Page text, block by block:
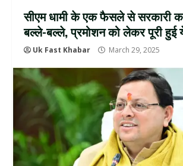
सीएम धामी के एक फैसले से सरकारी
बल्‍ले-बल्‍ले, प्रमोशन को लेकर पूरी हुई
Uk Fast Khabar March 29, 2025